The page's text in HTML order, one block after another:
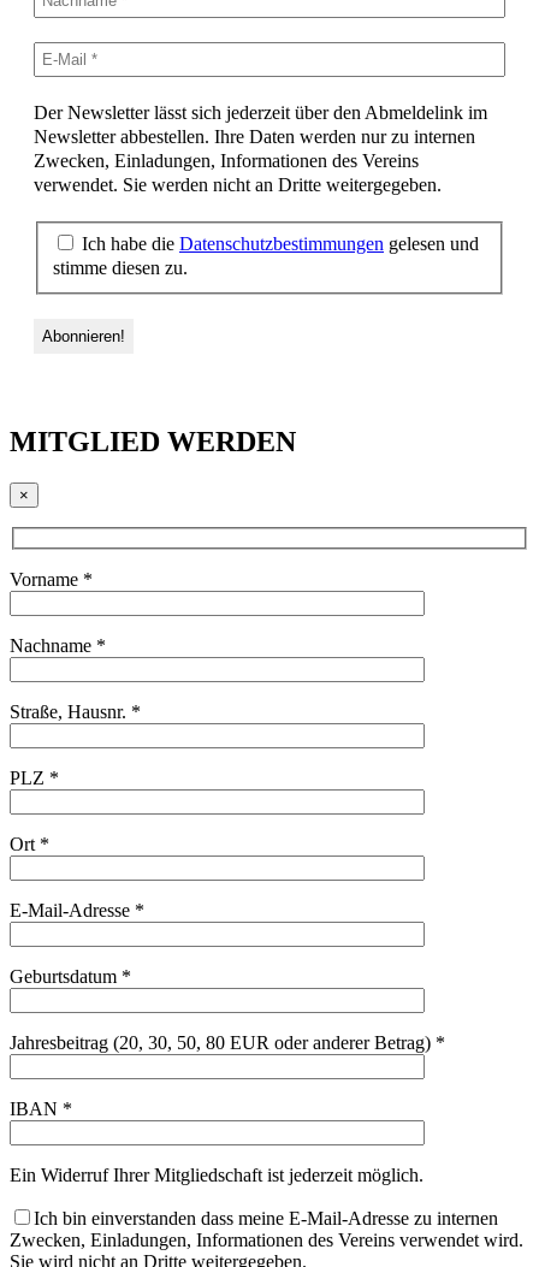
Der Newsletter lässt sich jederzeit über den Abmeldelink im
Newsletter abbestellen. Ihre Daten werden nur zu internen
Zwecken, Einladungen, Informationen des Vereins
verwendet. Sie werden nicht an Dritte weitergegeben.
Ich habe die Datenschutzbestimmungen gelesen und
stimme diesen zu.
MITGLIED WERDEN
×
Vorname *
Nachname *
Straße, Hausnr. *
PLZ *
Ort *
E-Mail-Adresse *
Geburtsdatum *
Jahresbeitrag (20, 30, 50, 80 EUR oder anderer Betrag) *
IBAN *
Ein Widerruf Ihrer Mitgliedschaft ist jederzeit möglich.
Ich bin einverstanden dass meine E-Mail-Adresse zu internen
Zwecken, Einladungen, Informationen des Vereins verwendet wird.
Sie wird nicht an Dritte weitergegeben.